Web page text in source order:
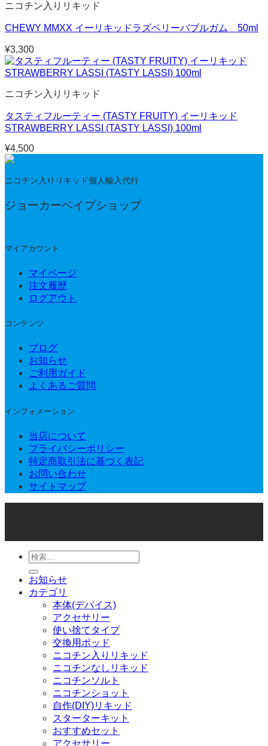
ニコチン入りリキッド
CHEWY MMXX イーリキッドラズベリーバブルガム 50ml
¥3,300
ニコチン入りリキッド
タスティフルーティー (TASTY FRUITY) イーリキッド
STRAWBERRY LASSI (TASTY LASSI) 100ml
¥4,500
ニコチン入りリキッド個人輸入代行
ジョーカーベイプショップ
マイアカウント
マイページ
注文履歴
ログアウト
コンテンツ
ブログ
お知らせ
ご利用ガイド
よくあるご質問
インフォメーション
当店について
プライバシーポリシー
特定商取引法に基づく表記
お問い合わせ
サイトマップ
検
索
対
象:
お知らせ
カテゴリ
本体(デバイス)
アクセサリー
使い捨てタイプ
交換用ポッド
ニコチン入りリキッド
ニコチンなしリキッド
ニコチンソルト
ニコチンショット
自作(DIY)リキッド
スターターキット
おすすめセット
アクセサリー